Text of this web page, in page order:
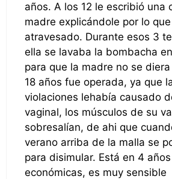
años. A los 12 le escribió una
madre explicándole por lo
atravesado. Durante esos 3
ella se lavaba la bombacha
para que la madre no se
18 años fue operada, ya que
violaciones lehabía causado
vaginal, los músculos de su
sobresalían, de ahi que
verano arriba de la malla se
para disimular. Está en 4
económicas, es muy sensible